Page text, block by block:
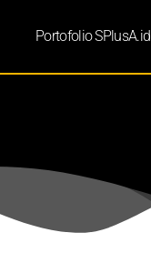
Portofolio SPlusA.id